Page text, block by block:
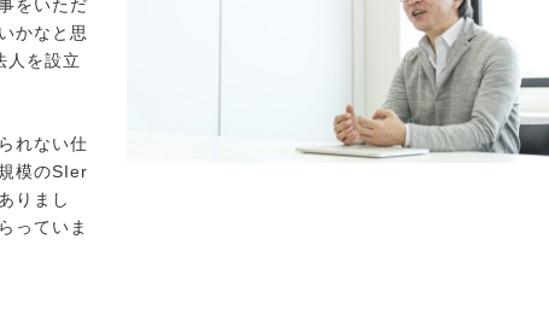
をいただ
かなと思
人を設立
れない仕
模のSIer
りまし
っていま